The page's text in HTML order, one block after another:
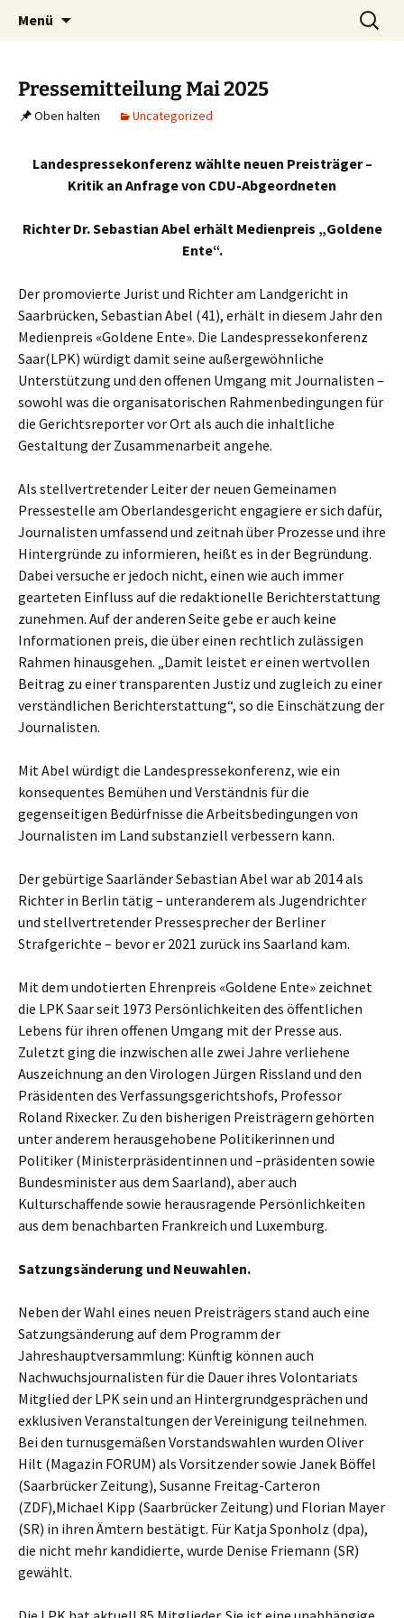
Landespressekonferenz Saar
Menü
Suchen
nach:
Pressemitteilung Mai 2025
Oben halten Uncategorized
Landespressekonferenz wählte neuen Preisträger –
Kritik an Anfrage von CDU-Abgeordneten
Richter Dr. Sebastian Abel erhält Medienpreis „Goldene
Ente“.
Der promovierte Jurist und Richter am Landgericht in
Saarbrücken, Sebastian Abel (41), erhält in diesem Jahr den
Medienpreis «Goldene Ente». Die Landespressekonferenz
Saar(LPK) würdigt damit seine außergewöhnliche
Unterstützung und den offenen Umgang mit Journalisten –
sowohl was die organisatorischen Rahmenbedingungen für
die Gerichtsreporter vor Ort als auch die inhaltliche
Gestaltung der Zusammenarbeit angehe.
Als stellvertretender Leiter der neuen Gemeinamen
Pressestelle am Oberlandesgericht engagiere er sich dafür,
Journalisten umfassend und zeitnah über Prozesse und ihre
Hintergründe zu informieren, heißt es in der Begründung.
Dabei versuche er jedoch nicht, einen wie auch immer
gearteten Einfluss auf die redaktionelle Berichterstattung
zunehmen. Auf der anderen Seite gebe er auch keine
Informationen preis, die über einen rechtlich zulässigen
Rahmen hinausgehen. „Damit leistet er einen wertvollen
Beitrag zu einer transparenten Justiz und zugleich zu einer
verständlichen Berichterstattung“, so die Einschätzung der
Journalisten.
Mit Abel würdigt die Landespressekonferenz, wie ein
konsequentes Bemühen und Verständnis für die
gegenseitigen Bedürfnisse die Arbeitsbedingungen von
Journalisten im Land substanziell verbessern kann.
Der gebürtige Saarländer Sebastian Abel war ab 2014 als
Richter in Berlin tätig – unteranderem als Jugendrichter
und stellvertretender Pressesprecher der Berliner
Strafgerichte – bevor er 2021 zurück ins Saarland kam.
Mit dem undotierten Ehrenpreis «Goldene Ente» zeichnet
die LPK Saar seit 1973 Persönlichkeiten des öffentlichen
Lebens für ihren offenen Umgang mit der Presse aus.
Zuletzt ging die inzwischen alle zwei Jahre verliehene
Auszeichnung an den Virologen Jürgen Rissland und den
Präsidenten des Verfassungsgerichtshofs, Professor
Roland Rixecker. Zu den bisherigen Preisträgern gehörten
unter anderem herausgehobene Politikerinnen und
Politiker (Ministerpräsidentinnen und –präsidenten sowie
Bundesminister aus dem Saarland), aber auch
Kulturschaffende sowie herausragende Persönlichkeiten
aus dem benachbarten Frankreich und Luxemburg.
Satzungsänderung und Neuwahlen.
Neben der Wahl eines neuen Preisträgers stand auch eine
Satzungsänderung auf dem Programm der
Jahreshauptversammlung: Künftig können auch
Nachwuchsjournalisten für die Dauer ihres Volontariats
Mitglied der LPK sein und an Hintergrundgesprächen und
exklusiven Veranstaltungen der Vereinigung teilnehmen.
Bei den turnusgemäßen Vorstandswahlen wurden Oliver
Hilt (Magazin FORUM) als Vorsitzender sowie Janek Böffel
(Saarbrücker Zeitung), Susanne Freitag-Carteron
(ZDF),Michael Kipp (Saarbrücker Zeitung) und Florian Mayer
(SR) in ihren Ämtern bestätigt. Für Katja Sponholz (dpa),
die nicht mehr kandidierte, wurde Denise Friemann (SR)
gewählt.